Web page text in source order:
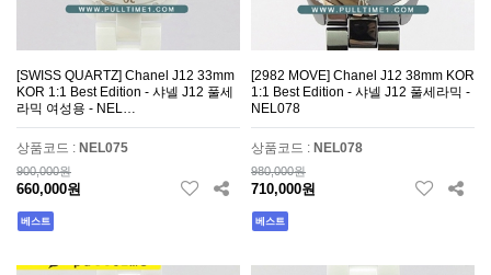
[SWISS QUARTZ] Chanel J12 33mm
KOR 1:1 Best Edition - 샤넬 J12 풀세
라믹 여성용 - NEL…
상품코드 : NEL075
900,000원
660,000원
베스트
[2982 MOVE] Chanel J12 38mm KOR
1:1 Best Edition - 샤넬 J12 풀세라믹 -
NEL078
상품코드 : NEL078
980,000원
710,000원
베스트